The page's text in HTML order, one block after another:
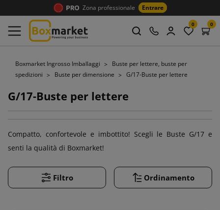
Zona professionale Entrare
0 0
Boxmarket Ingrosso Imballaggi
Buste per lettere, buste per
spedizioni
Buste per dimensione G/17-Buste per lettere
G/17-Buste per lettere
Compatto, confortevole e imbottito! Scegli le Buste G/17 e
senti la qualità di Boxmarket!
Filtro Ordinamento